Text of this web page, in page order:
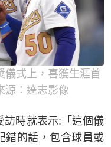
儀式上，喜獲生涯首
源：達志影像
訪時就表示:「這個儀
錯的話，包含球員或